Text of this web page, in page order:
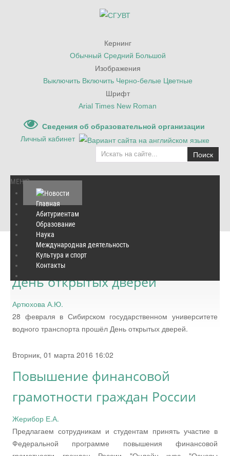
Кернинг
Обычный Средний Большой
Изображения
Выключить Включить Черно-белые Цветные
Шрифт
Arial Times New Roman
Сведения об образовательной организации
Личный кабинет
Поиск
МЕНЮ
Главная
Абитуриентам
Образование
Наука
Международная деятельность
Культура и спорт
Контакты
Главная
Вторник, 01 марта 2016 16:09
День открытых дверей
Артюхова А.Ю.
28 февраля в Сибирском государственном университете
водного транспорта прошёл День открытых дверей.
Вторник, 01 марта 2016 16:02
Повышение финансовой
грамотности граждан России
Жерибор Е.А.
Предлагаем сотрудникам и студентам принять участие в
Федеральной программе повышения финансовой